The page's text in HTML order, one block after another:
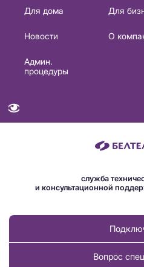
Основная
навигация
Для дома Для
Новости
О
Админ.
процедуры
служба
и консультационной
Вопрос